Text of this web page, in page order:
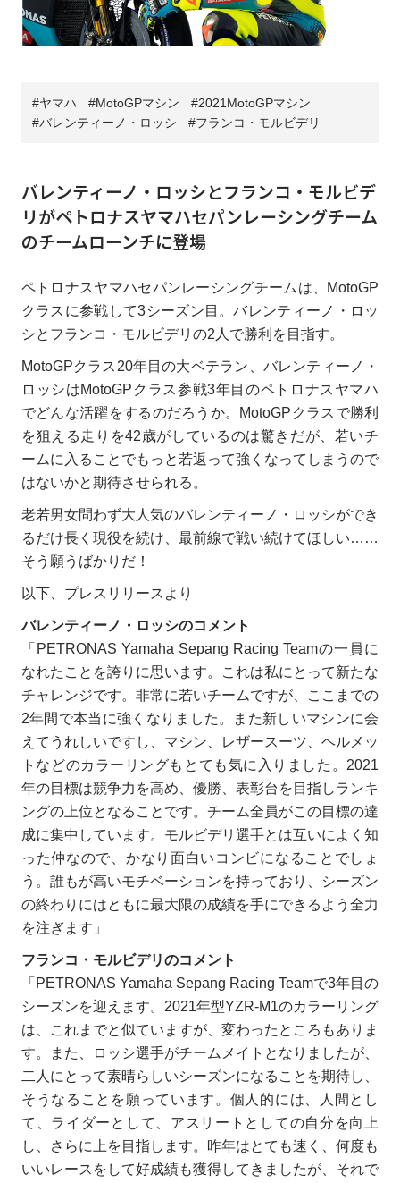
ヤマハ MotoGPマシン
2021MotoGPマシン
バレンティーノ・ロッシ
フランコ・モルビデリ
バレンティーノ・ロッシとフランコ・モルビデ
リがペトロナスヤマハセパンレーシングチーム
のチームローンチに登場
ペトロナスヤマハセパンレーシングチームは、MotoGP
クラスに参戦して3シーズン目。バレンティーノ・ロッ
シとフランコ・モルビデリの2人で勝利を目指す。
MotoGPクラス20年目の大ベテラン、バレンティーノ・
ロッシはMotoGPクラス参戦3年目のペトロナスヤマハ
でどんな活躍をするのだろうか。MotoGPクラスで勝利
を狙える走りを42歳がしているのは驚きだが、若いチ
ームに入ることでもっと若返って強くなってしまうので
はないかと期待させられる。
老若男女問わず大人気のバレンティーノ・ロッシができ
るだけ長く現役を続け、最前線で戦い続けてほしい……
そう願うばかりだ！
以下、プレスリリースより
バレンティーノ・ロッシのコメント
「PETRONAS Yamaha Sepang Racing Teamの一員に
なれたことを誇りに思います。これは私にとって新たな
チャレンジです。非常に若いチームですが、ここまでの
2年間で本当に強くなりました。また新しいマシンに会
えてうれしいですし、マシン、レザースーツ、ヘルメッ
トなどのカラーリングもとても気に入りました。2021
年の目標は競争力を高め、優勝、表彰台を目指しランキ
ングの上位となることです。チーム全員がこの目標の達
成に集中しています。モルビデリ選手とは互いによく知
った仲なので、かなり面白いコンビになることでしょ
う。誰もが高いモチベーションを持っており、シーズン
の終わりにはともに最大限の成績を手にできるよう全力
を注ぎます」
フランコ・モルビデリのコメント
「PETRONAS Yamaha Sepang Racing Teamで3年目の
シーズンを迎えます。2021年型YZR-M1のカラーリング
は、これまでと似ていますが、変わったところもありま
す。また、ロッシ選手がチームメイトとなりましたが、
二人にとって素晴らしいシーズンになることを期待し、
そうなることを願っています。個人的には、人間とし
て、ライダーとして、アスリートとしての自分を向上
し、さらに上を目指します。昨年はとても速く、何度も
いいレースをして好成績も獲得してきましたが、それで